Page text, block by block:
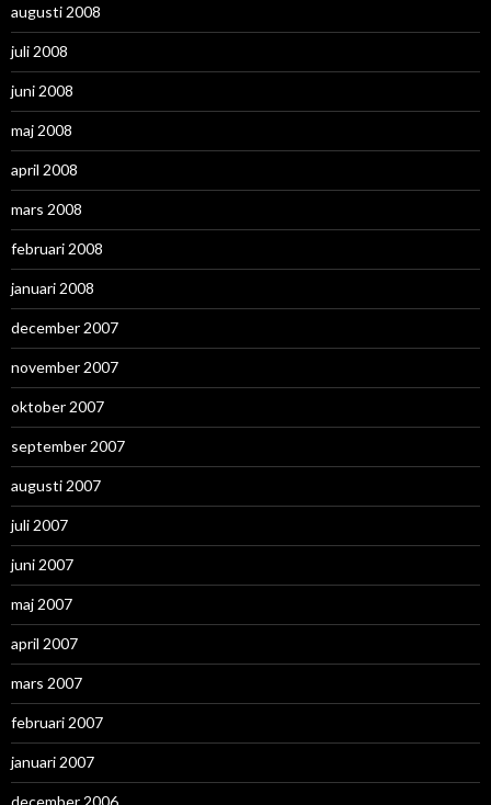
augusti 2008
juli 2008
juni 2008
maj 2008
april 2008
mars 2008
februari 2008
januari 2008
december 2007
november 2007
oktober 2007
september 2007
augusti 2007
juli 2007
juni 2007
maj 2007
april 2007
mars 2007
februari 2007
januari 2007